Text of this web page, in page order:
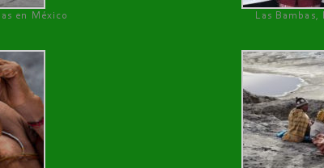
en México Las Bambas,